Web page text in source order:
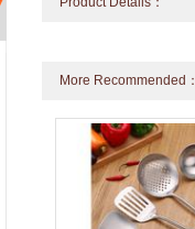
More Recommended：